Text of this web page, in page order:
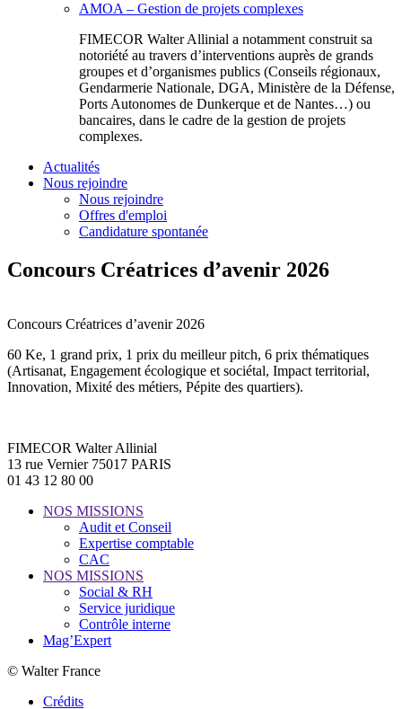
AMOA – Gestion de projets complexes
FIMECOR Walter Allinial a notamment construit sa
notoriété au travers d’interventions auprès de grands
groupes et d’organismes publics (Conseils régionaux,
Gendarmerie Nationale, DGA, Ministère de la Défense,
Ports Autonomes de Dunkerque et de Nantes…) ou
bancaires, dans le cadre de la gestion de projets
complexes.
Actualités
Nous rejoindre
Nous rejoindre
Offres d'emploi
Candidature spontanée
Concours Créatrices d’avenir 2026
Concours Créatrices d’avenir 2026
60 Ke, 1 grand prix, 1 prix du meilleur pitch, 6 prix thématiques
(Artisanat, Engagement écologique et sociétal, Impact territorial,
Innovation, Mixité des métiers, Pépite des quartiers).
FIMECOR Walter Allinial
13 rue Vernier 75017 PARIS
01 43 12 80 00
NOS MISSIONS
Audit et Conseil
Expertise comptable
CAC
NOS MISSIONS
Social & RH
Service juridique
Contrôle interne
Mag’Expert
© Walter France
Crédits